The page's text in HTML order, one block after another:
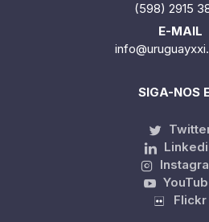
(598) 2915
E-MAIL
SIGA-NOS
Flickr